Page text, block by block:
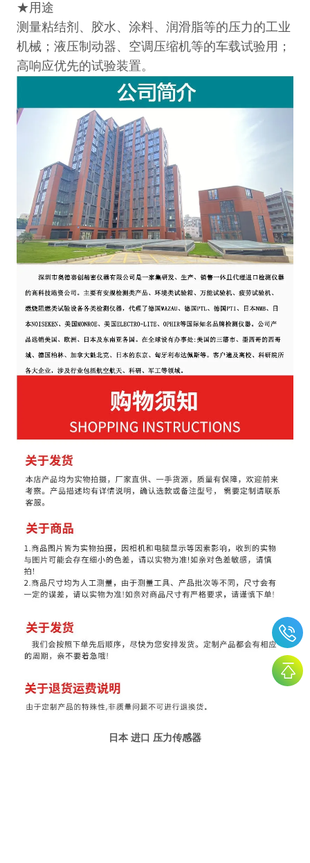
★用途
测量粘结剂、胶水、涂料、润滑脂等的压力的工业
机械；液压制动器、空调压缩机等的车载试验用；
高响应优先的试验装置。
日本 进口 压力传感器